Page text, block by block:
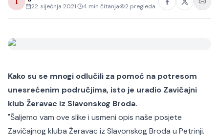
Sport
22. siječnja 2021. 4 min čitanja 2 pregleda
Kako su se mnogi odlučili za pomoć na potresom
unesrećenim područjima, isto je uradio Zavičajni
klub Žeravac iz Slavonskog Broda.
"Šaljemo vam ove slike i usmeni opis naše posjete
Zavičajnog kluba Žeravac iz Slavonskog Broda u Petrinji.